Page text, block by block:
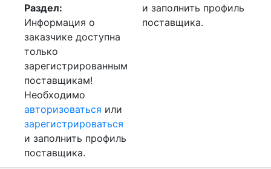
Раздел:
Информация о
заказчике доступна
только
зарегистрированным
поставщикам!
Необходимо
авторизоваться или
зарегистрироваться
и заполнить профиль
поставщика.
и заполнить профиль
поставщика.